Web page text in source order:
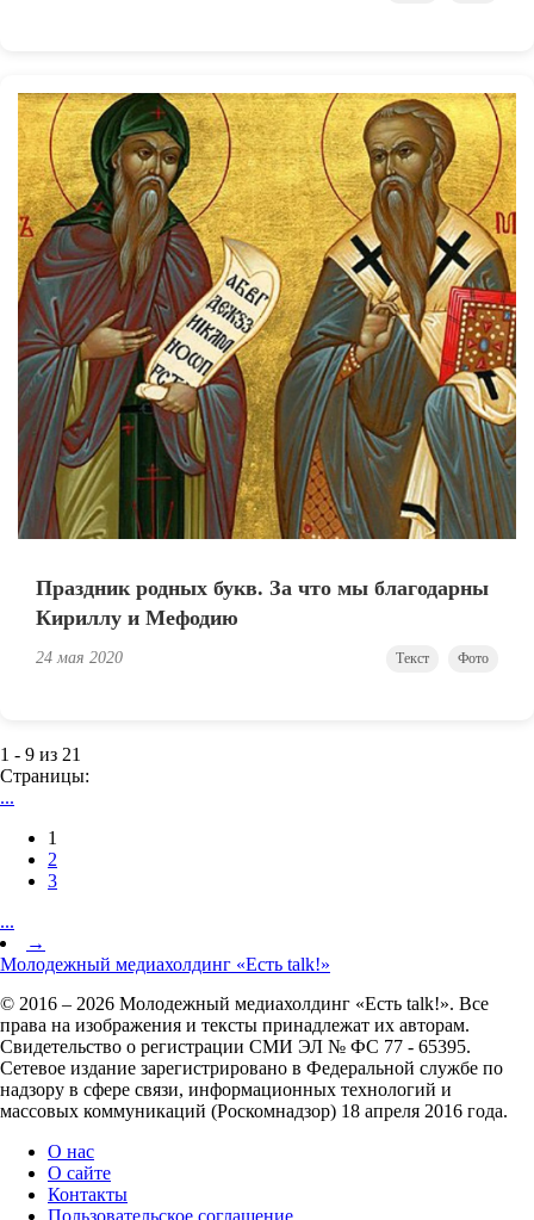
Праздник родных букв. За что мы благодарны
Кириллу и Мефодию
24 мая 2020 Текст Фото
1 - 9 из 21
Страницы:
...
1
2
3
...
→
Молодежный медиахолдинг «Есть talk!»
© 2016 – 2026 Молодежный медиахолдинг «Есть talk!». Все
права на изображения и тексты принадлежат их авторам.
Свидетельство о регистрации СМИ ЭЛ № ФС 77 - 65395.
Сетевое издание зарегистрировано в Федеральной службе по
надзору в сфере связи, информационных технологий и
массовых коммуникаций (Роскомнадзор) 18 апреля 2016 года.
О нас
О сайте
Контакты
Пользовательское соглашение